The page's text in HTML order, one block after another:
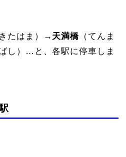
たはま）→ 天満橋 （てんま
ばし）…と、各駅に停車しま